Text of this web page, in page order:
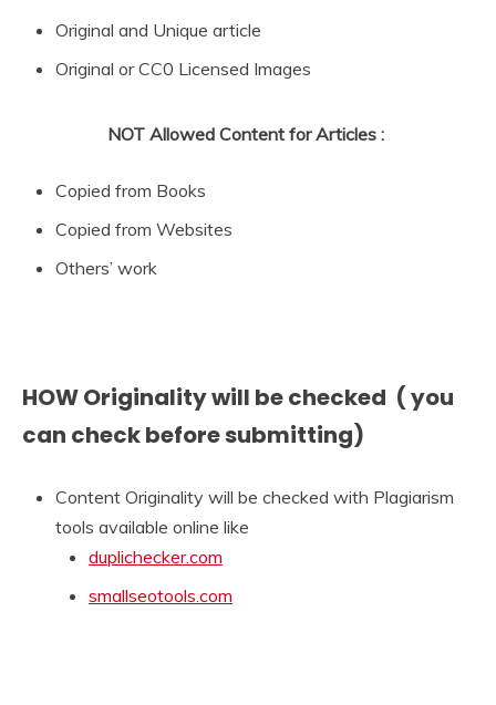
Original and Unique article
Original or CC0 Licensed Images
NOT Allowed Content for Articles :
Copied from Books
Copied from Websites
Others’ work
HOW Originality will be checked ( you
can check before submitting)
Content Originality will be checked with Plagiarism
tools available online like
duplichecker.com
smallseotools.com